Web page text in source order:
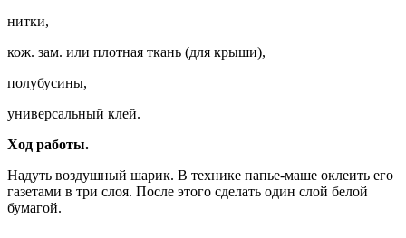
нитки,
кож. зам. или плотная ткань (для крыши),
полубусины,
универсальный клей.
Ход работы.
Надуть воздушный шарик. В технике папье-маше оклеить его
газетами в три слоя. После этого сделать один слой белой
бумагой.